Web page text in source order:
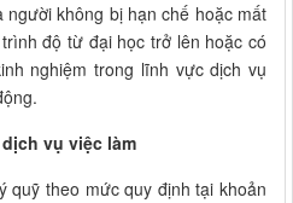
người không bị hạn chế hoặc mất
độ từ đại học trở lên hoặc có
nghiệm trong lĩnh vực dịch vụ
vụ việc làm
quỹ theo mức quy định tại khoản